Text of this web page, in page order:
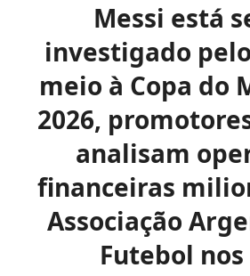
Messi está
investigado pelo
meio à Copa do
2026,
analisam
financeiras
Associação
Futebol nos